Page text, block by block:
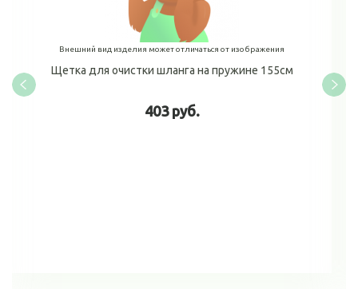
Внешний вид изделия может отличаться от изображения
Щетка для очистки шланга на пружине 155см
403 руб.